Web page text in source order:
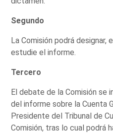
Segundo
La Comisión podrá designar,
estudie el informe.
Tercero
El debate de la Comisión se
del informe sobre la Cuenta
Presidente del Tribunal de
Comisión, tras lo cual podrá